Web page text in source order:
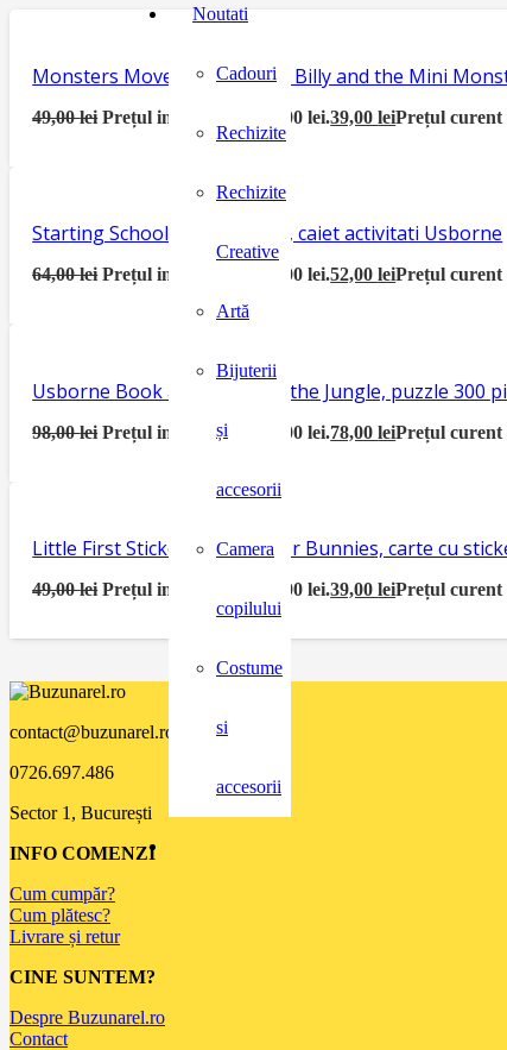
Noutati
Cadouri
Rechizite
Rechizite
Creative
Artă
Bijuterii
și
accesorii
Camera
copilului
Costume
si
accesorii
Monsters Move House, seria Billy and the Mini
49,00lei Prețul inițial a fost: 49,00 lei.39,00leiPrețul curent
Starting School Activity Book, caiet activitati Usborne
64,00lei Prețul inițial a fost: 64,00 lei.52,00leiPrețul curent
Usborne Book and Jigsaw In the Jungle, puzzle 300
98,00lei Prețul inițial a fost: 98,00 lei.78,00leiPrețul curent
Little First Sticker Book Easter Bunnies, carte cu
49,00lei Prețul inițial a fost: 49,00 lei.39,00leiPrețul curent
contact@buzunarel.ro
0726.697.486
Sector 1, București
INFO COMENZI
Cum cumpăr?
Cum plătesc?
Livrare și retur
CINE SUNTEM?
Despre Buzunarel.ro
Contact